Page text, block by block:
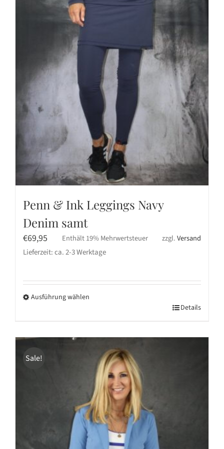
Penn & Ink Leggings Navy
Denim samt
€69,95 Enthält 19% Mehrwertsteuer zzgl.Versand
Lieferzeit: ca. 2-3 Werktage
Ausführung wählen
weist
mehrere
Varianten
der
Details
Sale!